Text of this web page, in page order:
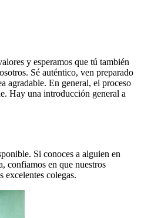
y esperamos que tú también
Sé auténtico, ven preparado
agradable. En general, el proceso
Hay una introducción general a
Si conoces a alguien en
confiamos en que nuestros
excelentes colegas.